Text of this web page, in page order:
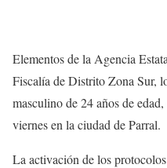
Elementos de la Agencia
Fiscalía de Distrito Zona Sur,
masculino de 24 años de
viernes en la ciudad de Parral.
La activación de los